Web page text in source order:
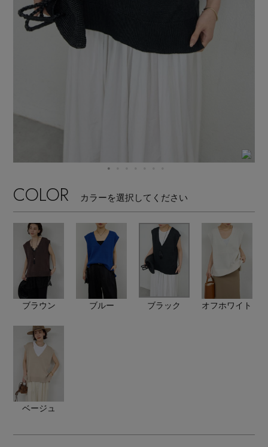
【サンダル】ビーサンの季節！
【限定】ここでしか買えないアイテム
【ペプラム】トレンドシルエット
『ELLE』最新号掲載
CATEGORY
ブラウス・シャツ
カットソー・Tシャツ
ワンピース・チュニック
パンツ
スカート
ジャケット
ニット
コート
すべてのシューズ
パンプス
スニーカー
フラットシューズ
レインシューズ
ブーツ
バッグ・財布
カゴバッグ
ショルダーバッグ
トートバッグ
ハンドバッグ
財布・小物
ボディバッグ・ウェストポーチ
クラッチバッグ
すべてのファッション小物
ストール・マフラー・ケープ
帽子・イヤーマフ
ヘアアクセサリー
スマートフォンケース・タブレットケース
アイウェア
ベルト
ピアス・イヤリング
ネックレス
バングル・ブレスレット
リング
コサージュ・ブローチ
すべてのランジェリー
ランジェリー
インナー
スポーツ
すべてのスポーツ
シューズ
CONTENTS
特集一覧
NEW IN BRAND
エル・ショップについて
よくあるご質問
COLOR カラーを選択してください
ブラウン ブルー ブラック オフホワイト
ベージュ